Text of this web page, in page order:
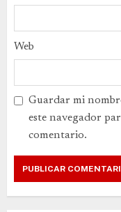
Web
Guardar mi
este navegador
comentario.